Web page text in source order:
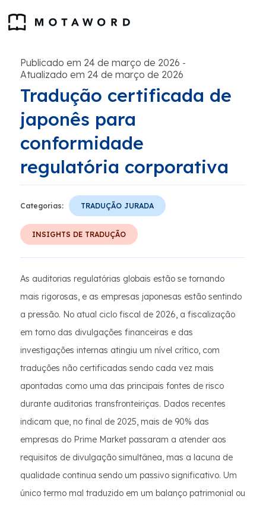
Publicado em 24 de março de 2026 -
Atualizado em 24 de março de 2026
Tradução certificada de
japonês para
conformidade
regulatória corporativa
Categorias: TRADUÇÃO JURADA
INSIGHTS DE TRADUÇÃO
As auditorias regulatórias globais estão se tornando
mais rigorosas, e as empresas japonesas estão sentindo
a pressão. No atual ciclo fiscal de 2026, a fiscalização
em torno das divulgações financeiras e das
investigações internas atingiu um nível crítico, com
traduções não certificadas sendo cada vez mais
apontadas como uma das principais fontes de risco
durante auditorias transfronteiriças. Dados recentes
indicam que, no final de 2025, mais de 90% das
empresas do Prime Market passaram a atender aos
requisitos de divulgação simultânea, mas a lacuna de
qualidade continua sendo um passivo significativo. Um
único termo mal traduzido em um balanço patrimonial ou